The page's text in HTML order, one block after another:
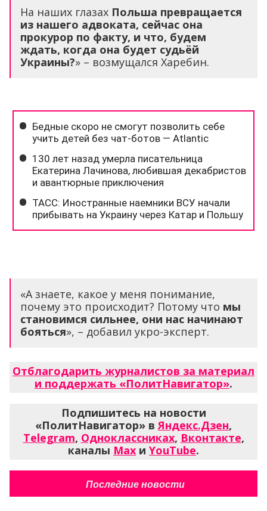
На наших глазах Польша превращается
из нашего адвоката, сейчас она
прокурор по факту, и что, будем
ждать, когда она будет судьёй
Украины?» – возмущался Харебин.
«А знаете, какое у меня понимание,
почему это происходит? Потому что мы
становимся сильнее, они нас начинают
бояться», – добавил укро-эксперт.
Отблагодарить журналистов за материал
и поддержать «ПолитНавигатор».
Подпишитесь на новости
«ПолитНавигатор» в Яндекс.Дзен,
Telegram, Одноклассниках, Вконтакте,
каналы Max и YouTube.
Последние новости